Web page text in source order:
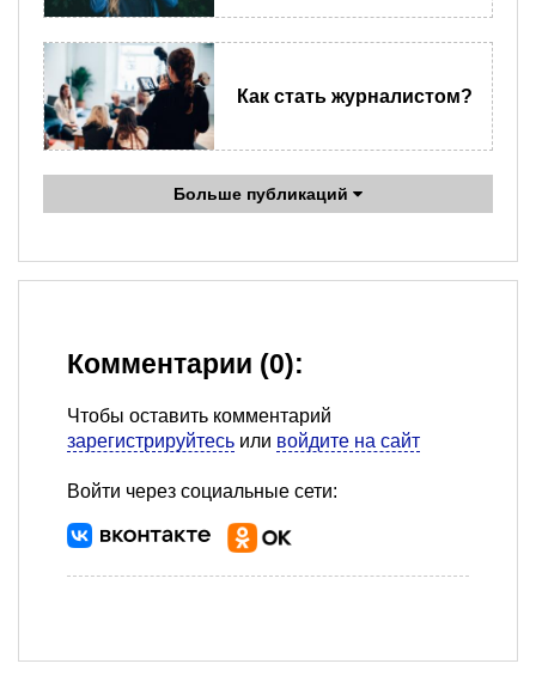
Как стать журналистом?
Больше публикаций
Комментарии (0):
Чтобы оставить комментарий
зарегистрируйтесь или войдите на сайт
Войти через социальные сети: